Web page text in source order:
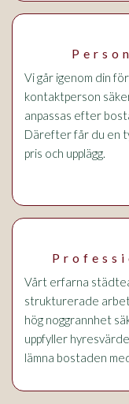
Vi går igenom din
kontaktperson
anpassas efter
Därefter får du en
pris och upplägg.
Vårt erfarna
strukturerade
hög noggrannhet
uppfyller
lämna bostaden